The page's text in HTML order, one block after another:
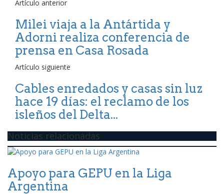
Artículo anterior
Milei viaja a la Antártida y
Adorni realiza conferencia de
prensa en Casa Rosada
Artículo siguiente
Cables enredados y casas sin luz
hace 19 días: el reclamo de los
isleños del Delta...
Noticias relacionadas
Apoyo para GEPU en la Liga
Argentina